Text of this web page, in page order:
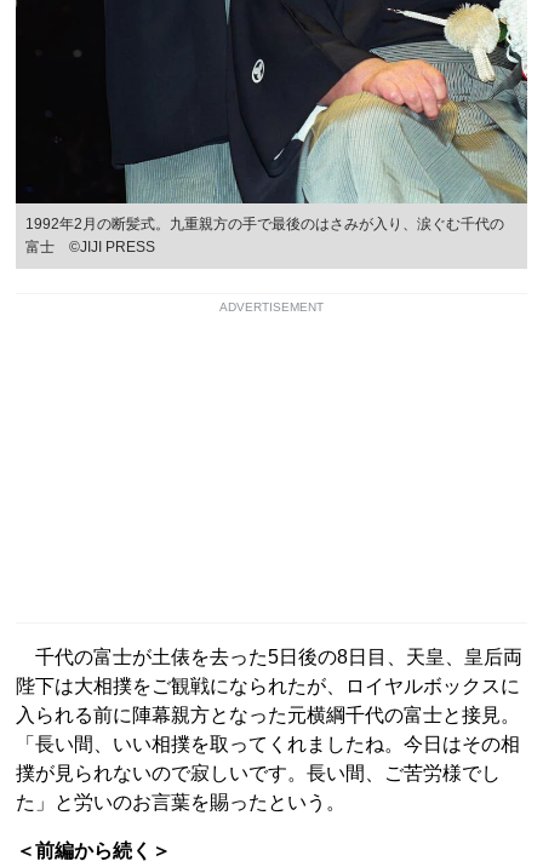
1992年2月の断髪式。九重親方の手で最後のはさみが入り、涙ぐむ千代の
富士 ©JIJI PRESS
ADVERTISEMENT
千代の富士が土俵を去った5日後の8日目、天皇、皇后両
陛下は大相撲をご観戦になられたが、ロイヤルボックスに
入られる前に陣幕親方となった元横綱千代の富士と接見。
「長い間、いい相撲を取ってくれましたね。今日はその相
撲が見られないので寂しいです。長い間、ご苦労様でし
た」と労いのお言葉を賜ったという。
＜前編から続く＞